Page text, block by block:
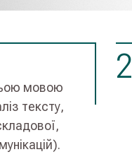
мовою
тексту,
2